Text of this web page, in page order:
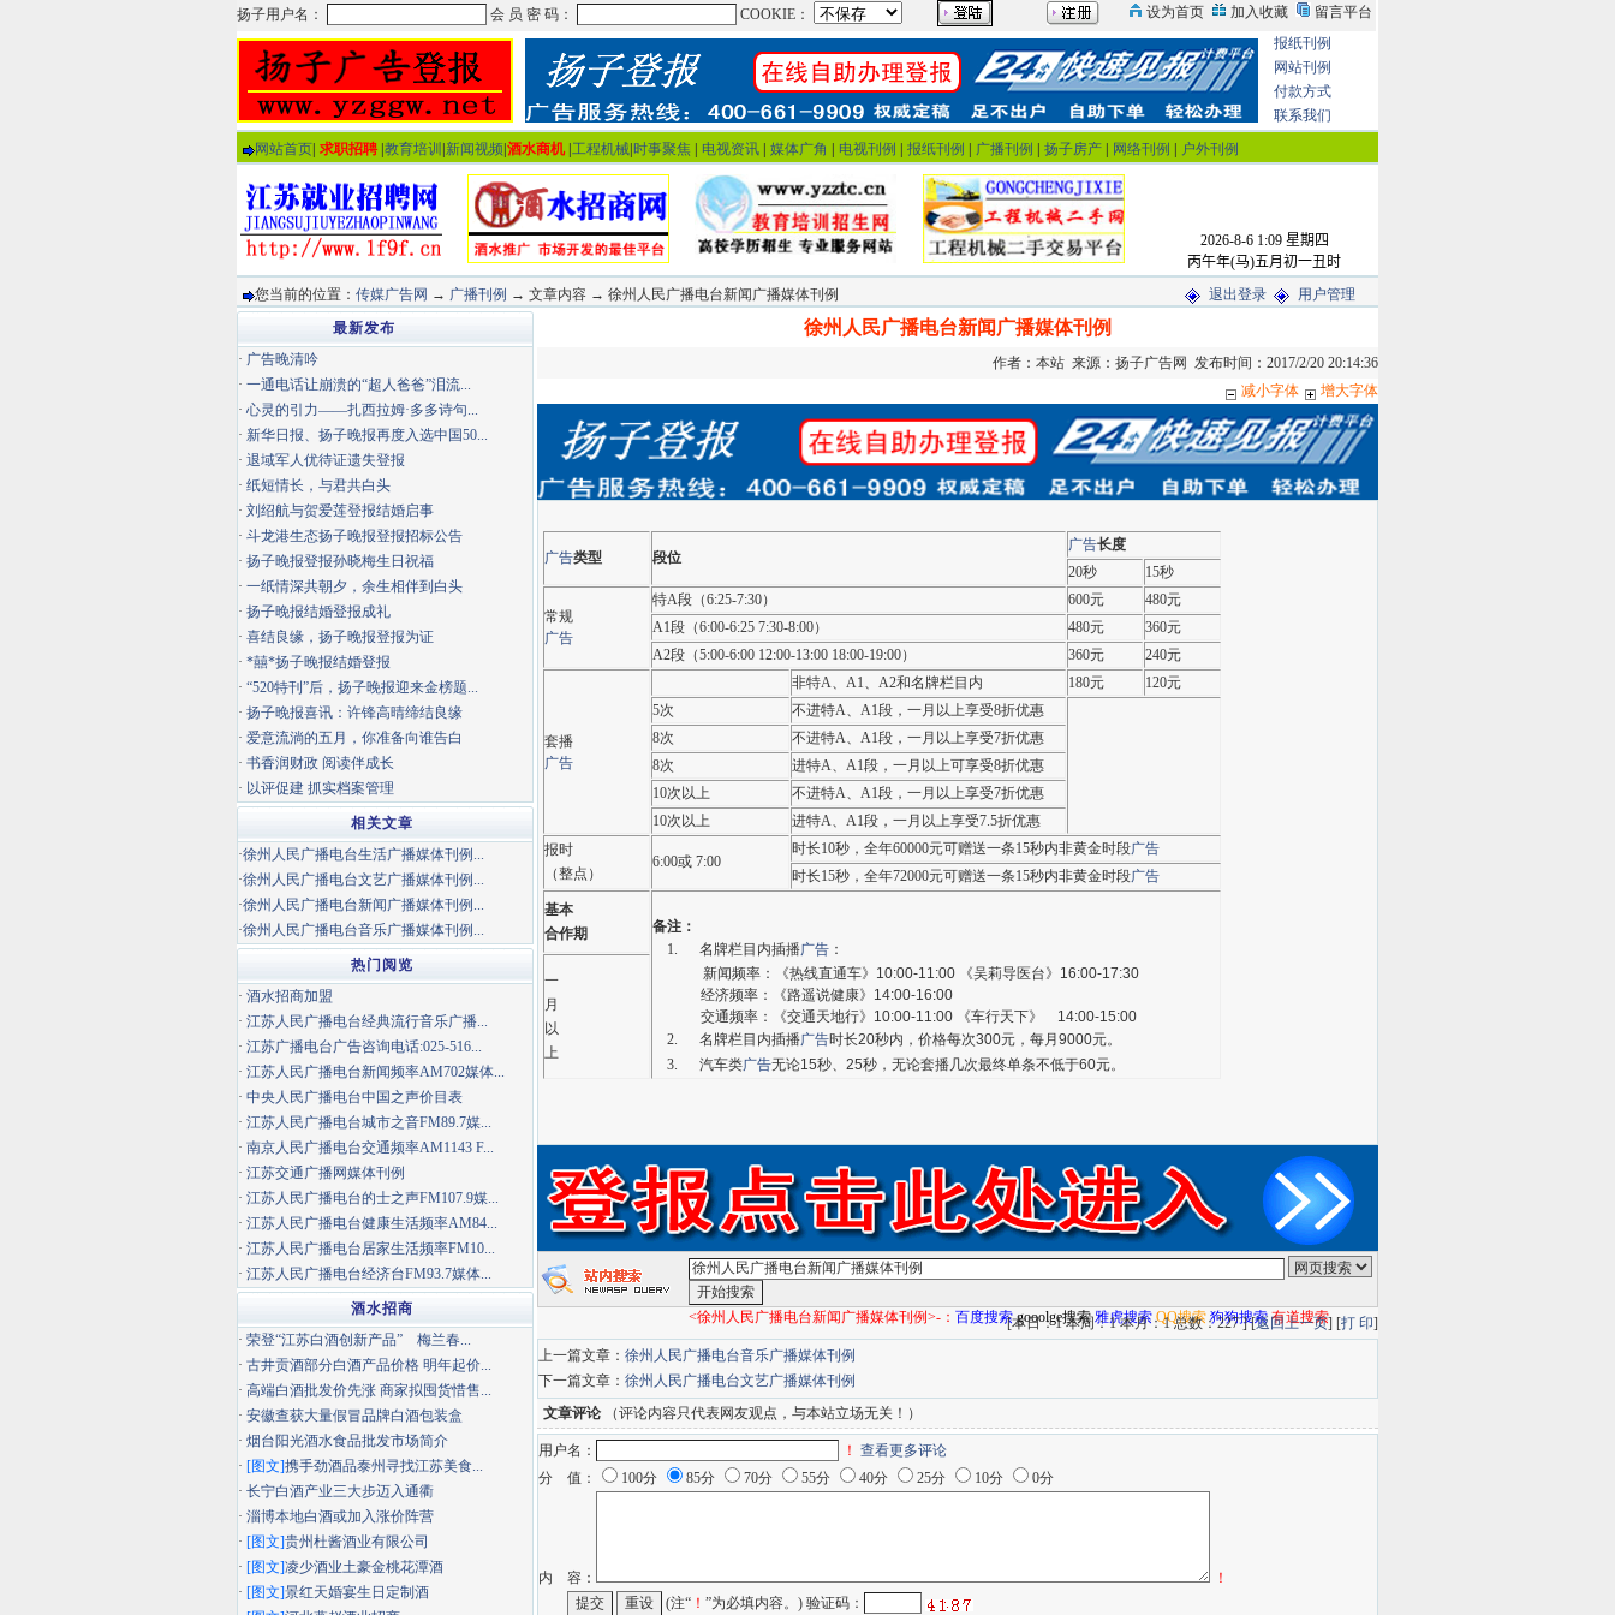
报纸刊例
网站刊例
付款方式
联系我们
网站首页 求职招聘 教育培训 新闻视频 酒水商机 工程机械 时事聚焦 电视资讯 媒体广角 电视刊例 报纸刊例 广播刊例 扬子房产 网络刊例 户外刊例
您当前的位置： 传媒广告网 → 广播刊例 → 文章内容 → 徐州人民广播电台新闻广播媒体刊例 退出登录 用户管理
徐州人民广播电台新闻广播媒体刊例
作者：本站 来源：扬子广告网 发布时间：2017/2/20 20:14:36
减小字体
增大字体
广告类型 段位
广告长度
20秒
15秒
常规
广告
特A段（6:25-7:30） 600元
480元
A1段（6:00-6:25 7:30-8:00）
480元
360元
A2段（5:00-6:00 12:00-13:00 18:00-19:00）
360元 240元
套播
广告
非特A、A1、A2和名牌栏目内 180元
120元
5次
不进特A、A1段，一月以上享受8折优惠
8次
不进特A、A1段，一月以上享受7折优惠
8次
进特A、A1段，一月以上可享受8折优惠
10次以上
不进特A、A1段，一月以上享受7折优惠
10次以上
进特A、A1段，一月以上享受7.5折优惠
报时
（整点）
6:00或 7:00
时长10秒，全年60000元可赠送一条15秒内非黄金时段广告
时长15秒，全年72000元可赠送一条15秒内非黄金时段广告
基本
合作期
备注：
1.
名牌栏目内插播广告 ：
新闻频率：《热线直通车》 10:00-11:00 《吴莉导医台》 16:00-17:30
经济频率：《路遥说健康》 14:00-16:00
交通频率：《交通天地行》 10:00-11:00 《车行天下》
14:00-15:00
2.
名牌栏目内插播广告时长20秒内，价格每次300元，每月 9000元。
3.
汽车类广告无论15秒、 25秒，无论套播几次最终单条不低于60元。
一
月
以
上
<徐州人民广播电台新闻广播媒体刊例>-： 百度搜索 gooolge搜索 雅虎搜索 QQ搜索 狗狗搜索 有道搜索
[本日：1 本周：1 本月：1 总数：227 ] [返回上一页] [打 印]
上一篇文章： 徐州人民广播电台音乐广播媒体刊例
下一篇文章： 徐州人民广播电台文艺广播媒体刊例
文章评论 （评论内容只代表网友观点，与本站立场无关！）
用户名： ！ 查看更多评论
分 值：
100分 85分 70分 55分 40分 25分 10分 0分
内 容：
！
(注“ ！ ”为必填内容。) 验证码：
最新发布
· 广告晚清吟
· 一通电话让崩溃的“超人爸爸”泪流...
· 心灵的引力——扎西拉姆·多多诗句...
· 新华日报、扬子晚报再度入选中国50...
· 退域军人优待证遗失登报
· 纸短情长，与君共白头
· 刘绍航与贺爱莲登报结婚启事
· 斗龙港生态扬子晚报登报招标公告
· 扬子晚报登报孙晓梅生日祝福
· 一纸情深共朝夕，余生相伴到白头
· 扬子晚报结婚登报成礼
· 喜结良缘，扬子晚报登报为证
· *囍*扬子晚报结婚登报
· “520特刊”后，扬子晚报迎来金榜题...
· 扬子晚报喜讯：许锋高晴缔结良缘
· 爱意流淌的五月，你准备向谁告白
· 书香润财政 阅读伴成长
· 以评促建 抓实档案管理
相关文章
·徐州人民广播电台生活广播媒体刊例...
·徐州人民广播电台文艺广播媒体刊例...
·徐州人民广播电台新闻广播媒体刊例...
·徐州人民广播电台音乐广播媒体刊例...
热门阅览
· 酒水招商加盟
· 江苏人民广播电台经典流行音乐广播...
· 江苏广播电台广告咨询电话:025-516...
· 江苏人民广播电台新闻频率AM702媒体...
· 中央人民广播电台中国之声价目表
· 江苏人民广播电台城市之音FM89.7媒...
· 南京人民广播电台交通频率AM1143 F...
· 江苏交通广播网媒体刊例
· 江苏人民广播电台的士之声FM107.9媒...
· 江苏人民广播电台健康生活频率AM84...
· 江苏人民广播电台居家生活频率FM10...
· 江苏人民广播电台经济台FM93.7媒体...
酒水招商
· 荣登“江苏白酒创新产品” 梅兰春...
· 古井贡酒部分白酒产品价格 明年起价...
· 高端白酒批发价先涨 商家拟囤货惜售...
· 安徽查获大量假冒品牌白酒包装盒
· 烟台阳光酒水食品批发市场简介
· [图文]携手劲酒品泰州寻找江苏美食...
· 长宁白酒产业三大步迈入通衢
· 淄博本地白酒或加入涨价阵营
· [图文]贵州杜酱酒业有限公司
· [图文]凌少酒业土豪金桃花潭酒
· [图文]景红天婚宴生日定制酒